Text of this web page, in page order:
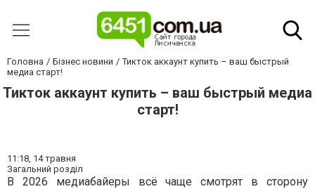
Головна Бізнес новини
Тикток аккаунт купить – ваш быстрый
медиа старт!
Тикток аккаунт купить – ваш быстрый медиа
старт!
11:18, 14 травня
Загальний розділ
В 2026 медиабайеры всё чаще смотрят в сторону